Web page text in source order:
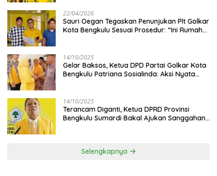
22/04/2026
Sauri Oegan Tegaskan Penunjukan Plt Golkar
Kota Bengkulu Sesuai Prosedur: “Ini Rumah
14/10/2025
‎Gelar Baksos, Ketua DPD Partai Golkar Kota
Bengkulu Patriana Sosialinda: Aksi Nyata
14/10/2025
Terancam Diganti, Ketua DPRD Provinsi
Bengkulu Sumardi Bakal Ajukan Sanggahan
Selengkapnya